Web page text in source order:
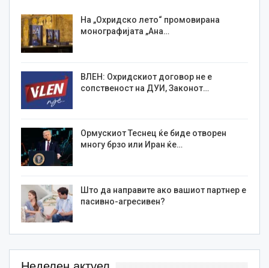
На „Охридско лето“ промовирана
монографијата „Ана…
ВЛЕН: Охридскиот договор не е
сопственост на ДУИ, Законот…
Ормускиот Теснец ќе биде отворен
многу брзо или Иран ќе…
Што да направите ако вашиот партнер е
пасивно-агресивен?